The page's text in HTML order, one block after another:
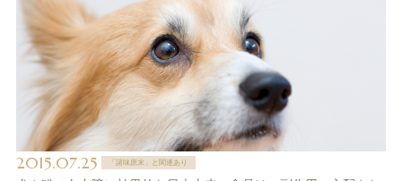
2015.07.25 「諸味原末」と関連あり